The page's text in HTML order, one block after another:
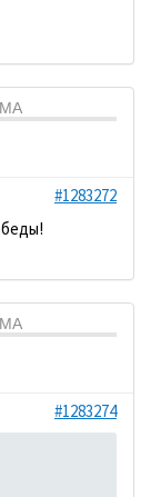
#1283272
#1283274